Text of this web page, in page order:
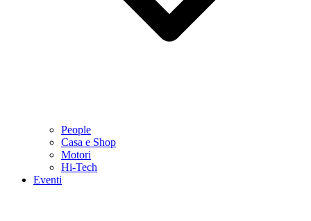
People
Casa e Shop
Motori
Hi-Tech
Eventi